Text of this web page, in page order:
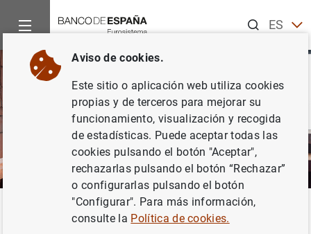
ESEN
Áreas de actuación Análisis e investigación
Aviso de cookies.
Este sitio o aplicación web utiliza cookies
propias y de terceros para mejorar su
funcionamiento, visualización y recogida
de estadísticas. Puede aceptar todas las
cookies pulsando el botón "Aceptar",
rechazarlas pulsando el botón “Rechazar”
o configurarlas pulsando el botón
"Configurar". Para más información,
consulte la Política de cookies.